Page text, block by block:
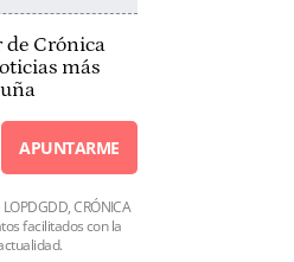
de Crónica
más
APUNTARME
CRÓNICA
facilitados con la